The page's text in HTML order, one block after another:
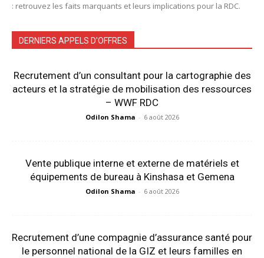
: retrouvez les faits marquants et leurs implications pour la RDC.
DERNIERS APPELS D'OFFRES
Recrutement d’un consultant pour la cartographie des
acteurs et la stratégie de mobilisation des ressources
– WWF RDC
Odilon Shama - 6 août 2026
Vente publique interne et externe de matériels et
équipements de bureau à Kinshasa et Gemena
Odilon Shama - 6 août 2026
Recrutement d’une compagnie d’assurance santé pour
le personnel national de la GIZ et leurs familles en